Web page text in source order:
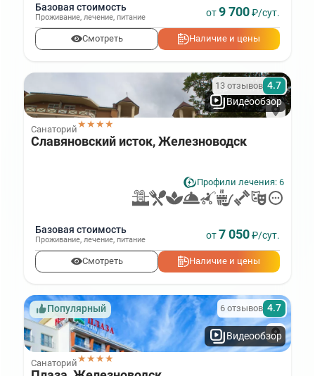
Базовая стоимость
Проживание, лечение, питание от9 700₽/сут.
Смотреть Наличие и цены
Видеообзор
Санаторий★★★★
13 отзывов 4.7
Славяновский исток, Железноводск
Профили лечения: 6
Базовая стоимость
Проживание, лечение, питание от7 050₽/сут.
Смотреть Наличие и цены
Популярный
Видеообзор
Санаторий★★★★
6 отзывов 4.7